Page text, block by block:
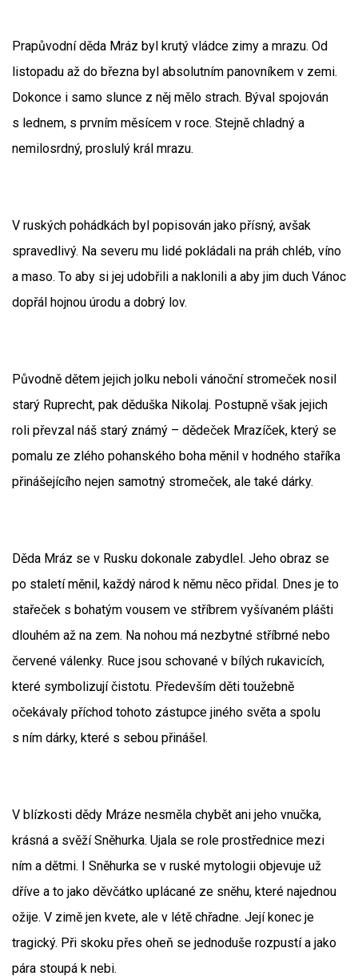
Prapůvodní děda Mráz byl krutý vládce zimy a mrazu. Od
listopadu až do března byl absolutním panovníkem v zemi.
Dokonce i samo slunce z něj mělo strach. Býval spojován
s lednem, s prvním měsícem v roce. Stejně chladný a
nemilosrdný, proslulý král mrazu.
V ruských pohádkách byl popisován jako přísný, avšak
spravedlivý. Na severu mu lidé pokládali na práh chléb, víno
a maso. To aby si jej udobřili a naklonili a aby jim duch Vánoc
dopřál hojnou úrodu a dobrý lov.
Původně dětem jejich jolku neboli vánoční stromeček nosil
starý Ruprecht, pak děduška Nikolaj. Postupně však jejich
roli převzal náš starý známý – dědeček Mrazíček, který se
pomalu ze zlého pohanského boha měnil v hodného staříka
přinášejícího nejen samotný stromeček, ale také dárky.
Děda Mráz se v Rusku dokonale zabydlel. Jeho obraz se
po staletí měnil, každý národ k němu něco přidal. Dnes je to
stařeček s bohatým vousem ve stříbrem vyšívaném plášti
dlouhém až na zem. Na nohou má nezbytné stříbrné nebo
červené válenky. Ruce jsou schované v bílých rukavicích,
které symbolizují čistotu. Především děti toužebně
očekávaly příchod tohoto zástupce jiného světa a spolu
s ním dárky, které s sebou přinášel.
V blízkosti dědy Mráze nesměla chybět ani jeho vnučka,
krásná a svěží Sněhurka. Ujala se role prostřednice mezi
ním a dětmi. I Sněhurka se v ruské mytologii objevuje už
dříve a to jako děvčátko uplácané ze sněhu, které najednou
ožije. V zimě jen kvete, ale v létě chřadne. Její konec je
tragický. Při skoku přes oheň se jednoduše rozpustí a jako
pára stoupá k nebi.